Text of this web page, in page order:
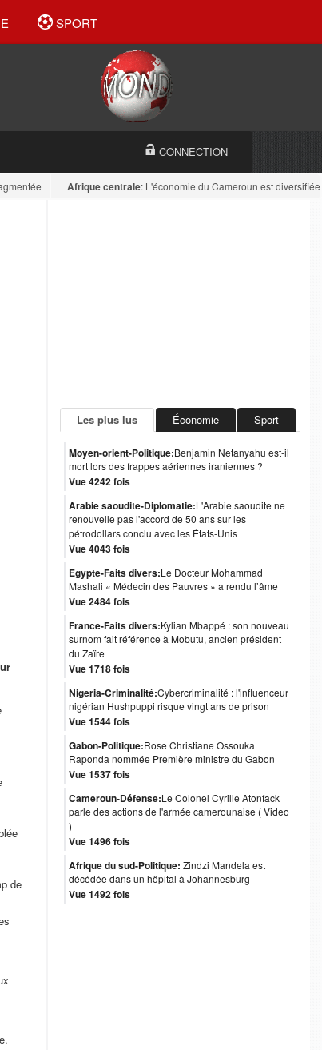
SPORT
CONNECTION
Afrique centrale: L'économie du Cameroun est diversifiée : la
de
Les plus lus Économie Sport
Moyen-orient-Politique:Benjamin Netanyahu est-il
mort lors des frappes aériennes iraniennes ?
Vue 4242 fois
Arabie saoudite-Diplomatie:L'Arabie saoudite ne
renouvelle pas l'accord de 50 ans sur les
pétrodollars conclu avec les États-Unis
Vue 4043 fois
Egypte-Faits divers:Le Docteur Mohammad
Mashali « Médecin des Pauvres » a rendu l’âme
Vue 2484 fois
France-Faits divers:Kylian Mbappé : son nouveau
surnom fait référence à Mobutu, ancien président
du Zaïre
Vue 1718 fois
Nigeria-Criminalité:Cybercriminalité : l'influenceur
nigérian Hushpuppi risque vingt ans de prison
Vue 1544 fois
Gabon-Politique:Rose Christiane Ossouka
Raponda nommée Première ministre du Gabon
Vue 1537 fois
Cameroun-Défense:Le Colonel Cyrille Atonfack
parle des actions de l'armée camerounaise ( Video
)
Vue 1496 fois
Afrique du sud-Politique: Zindzi Mandela est
décédée dans un hôpital à Johannesburg
Vue 1492 fois